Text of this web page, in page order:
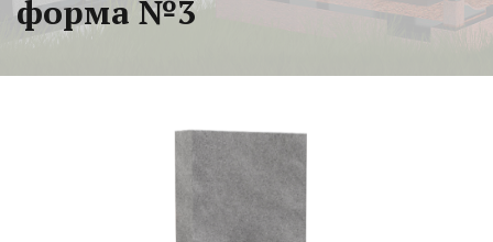
форма №3